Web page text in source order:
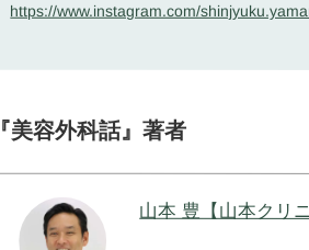
https://www.instagram.com/
『美容外科話』著者
山本 豊【山本クリ